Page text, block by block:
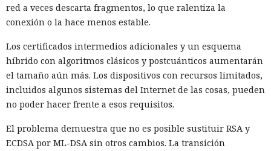
red a veces descarta fragmentos, lo que ralentiza la
conexión o la hace menos estable.
Los certificados intermedios adicionales y un esquema
híbrido con algoritmos clásicos y postcuánticos aumentarán
el tamaño aún más. Los dispositivos con recursos limitados,
incluidos algunos sistemas del Internet de las cosas, pueden
no poder hacer frente a esos requisitos.
El problema demuestra que no es posible sustituir RSA y
ECDSA por ML-DSA sin otros cambios. La transición